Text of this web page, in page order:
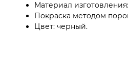
Материал
Покраска методом
Цвет: черный.